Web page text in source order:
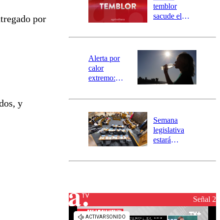
por
y
activa
mensajería
SAE
temblor
sacude el
revisa la
epicentro
Alerta por
calor
extremo:
activa Alerta
Preventiva en
tres comunas
Semana
legislativa
estará
el fin de la
reconstrucciónSeñal 2